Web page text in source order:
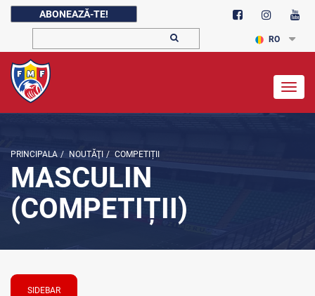
ABONEAZĂ-TE!
RO
PRINCIPALA / NOUTĂŢI / COMPETIȚII
MASCULIN
(COMPETIȚII)
SIDEBAR